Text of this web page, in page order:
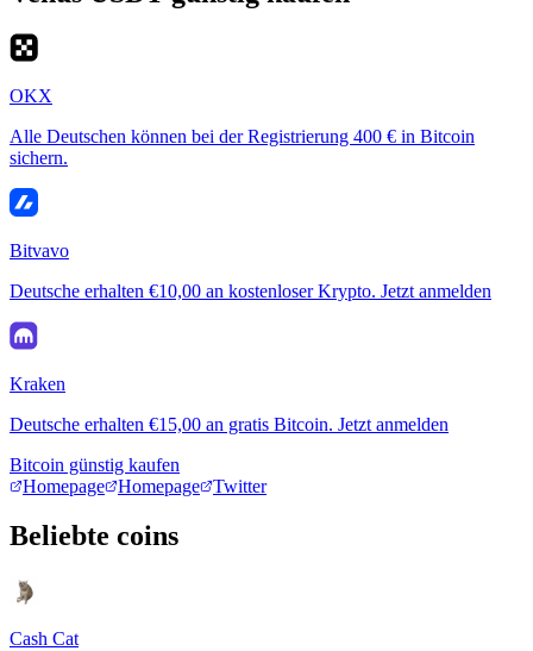
OKX
Alle Deutschen können bei der Registrierung 400 € in Bitcoin
sichern.
Bitvavo
Deutsche erhalten €10,00 an kostenloser Krypto. Jetzt anmelden
Kraken
Deutsche erhalten €15,00 an gratis Bitcoin. Jetzt anmelden
Bitcoin günstig kaufen
Homepage
Homepage Twitter
Beliebte coins
Cash Cat